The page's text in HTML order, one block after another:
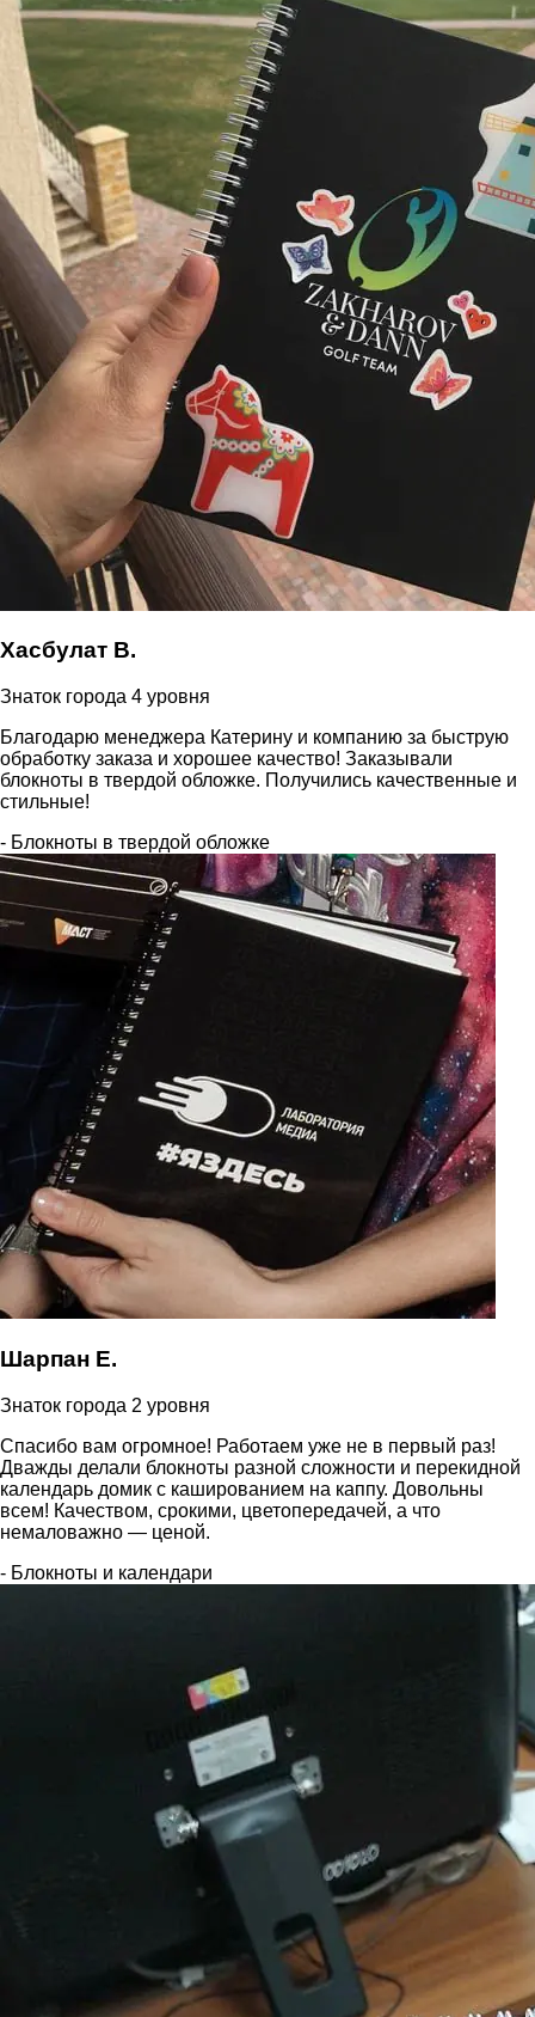
Хасбулат В.
Знаток города 4 уровня
Благодарю менеджера Катерину и компанию за быструю
обработку заказа и хорошее качество! Заказывали
блокноты в твердой обложке. Получились качественные и
стильные!
- Блокноты в твердой обложке
Шарпан Е.
Знаток города 2 уровня
Спасибо вам огромное! Работаем уже не в первый раз!
Дважды делали блокноты разной сложности и перекидной
календарь домик с кашированием на каппу. Довольны
всем! Качеством, срокими, цветопередачей, а что
немаловажно — ценой.
- Блокноты и календари